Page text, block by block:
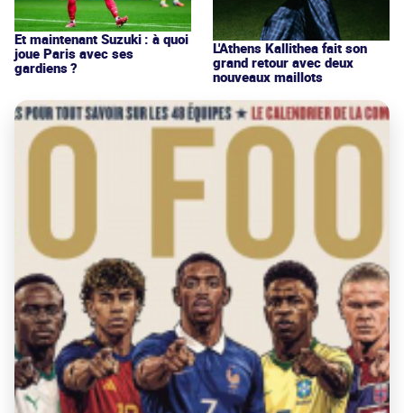
Et maintenant Suzuki : à quoi
joue Paris avec ses
gardiens ?
L'Athens Kallithea fait son
grand retour avec deux
nouveaux maillots